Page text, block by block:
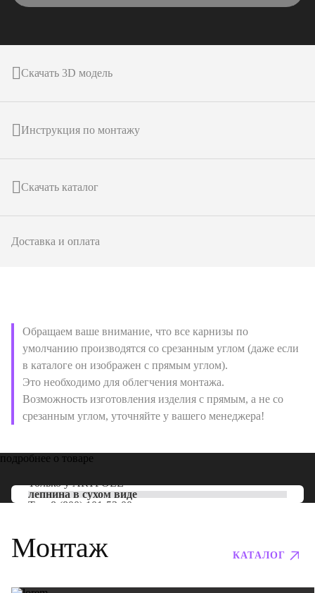
Скачать 3D модель
Инструкция по монтажу
Скачать каталог
Доставка и оплата
Обращаем ваше внимание, что все карнизы по
умолчанию производятся со срезанным углом (даже если
в каталоге он изображен с прямым углом).
Это необходимо для облегчения монтажа.
Возможность изготовления изделия с прямым, а не со
срезанным углом, уточняйте у вашего менеджера!
подробнее о товаре
Только уARTPOLE
лепнина в сухом виде
Тел: 8 (800) 101-53-00
Монтаж КАТАЛОГ